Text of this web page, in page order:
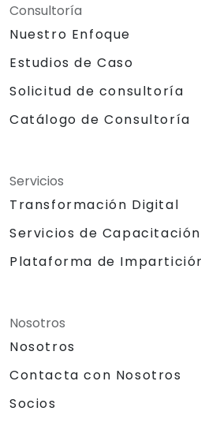
Consultoría
Nuestro Enfoque
Estudios de Caso
Solicitud de consultoría
Catálogo de Consultoría
Servicios
Transformación Digital
Servicios de
Plataforma de
Nosotros
Nosotros
Contacta con Nosotros
Socios